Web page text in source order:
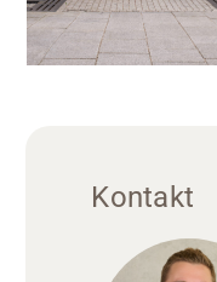
Kontakt